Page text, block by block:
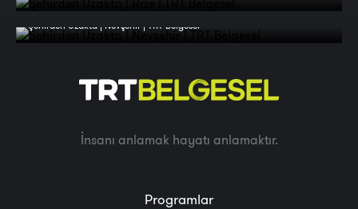
Şehirden Uzakta | Nevşehir | TRT Belgesel
İnsanı anlamak hayatı anlamaktır.
Programlar